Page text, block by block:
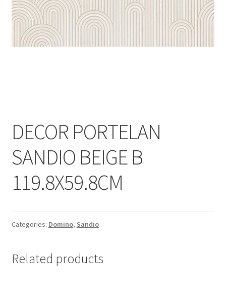
Informatii
Plata si Livrare
Magazin
Plată
DECOR PORTELAN
SANDIO BEIGE B
119.8X59.8CM
Categories: Domino, Sandio
Related products